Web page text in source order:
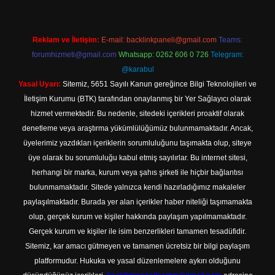
Reklam ve İletişim: E-mail: backlinkpaneli@gmail.com Teams:
forumhizmeti@gmail.com Whatsapp: 0262 606 0 726 Telegram:
@karabul
Yasal Uyarı: Sitemiz, 5651 Sayılı Kanun gereğince Bilgi Teknolojileri ve
İletişim Kurumu (BTK) tarafından onaylanmış bir Yer Sağlayıcı olarak
hizmet vermektedir. Bu nedenle, sitedeki içerikleri proaktif olarak
denetleme veya araştırma yükümlülüğümüz bulunmamaktadır. Ancak,
üyelerimiz yazdıkları içeriklerin sorumluluğunu taşımakta olup, siteye
üye olarak bu sorumluluğu kabul etmiş sayılırlar. Bu internet sitesi,
herhangi bir marka, kurum veya şahıs şirketi ile hiçbir bağlantısı
bulunmamaktadır. Sitede yalnızca kendi hazırladığımız makaleler
paylaşılmaktadır. Burada yer alan içerikler haber niteliği taşımamakta
olup, gerçek kurum ve kişiler hakkında paylaşım yapılmamaktadır.
Gerçek kurum ve kişiler ile isim benzerlikleri tamamen tesadüfidir.
Sitemiz, kar amacı gütmeyen ve tamamen ücretsiz bir bilgi paylaşım
platformudur. Hukuka ve yasal düzenlemelere aykırı olduğunu